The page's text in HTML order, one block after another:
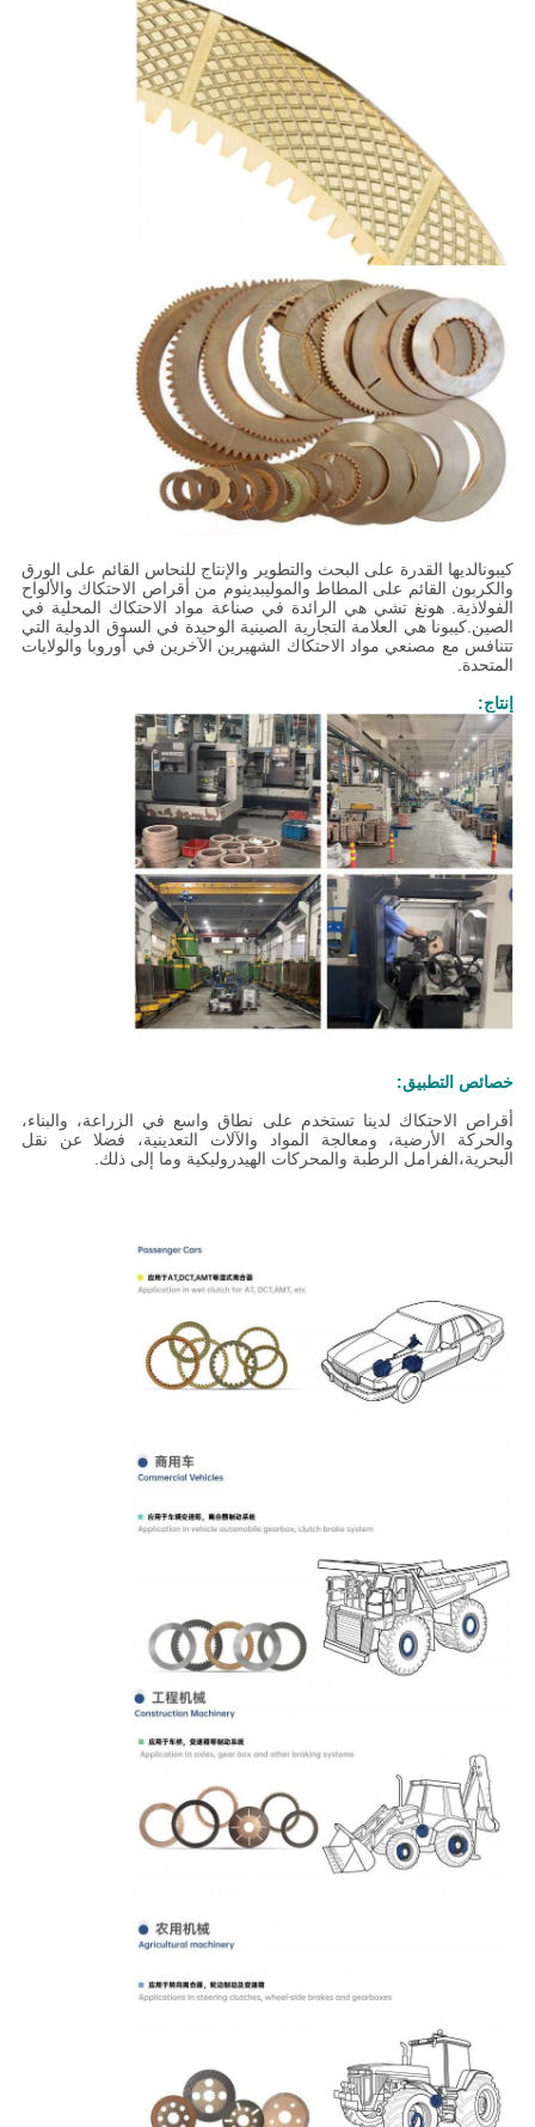
كيبونالديها القدرة على البحث والتطوير والإنتاج للنحاس القائم على الورق
والكربون القائم على المطاط والموليبدينوم من أقراص الاحتكاك والألواح
الفولاذية. هونغ تشي هي الرائدة في صناعة مواد الاحتكاك المحلية في
الصين.كيبونا هي العلامة التجارية الصينية الوحيدة في السوق الدولية التي
تتنافس مع مصنعي مواد الاحتكاك الشهيرين الآخرين في أوروبا والولايات
المتحدة.
إنتاج:
خصائص التطبيق:
أقراص الاحتكاك لدينا تستخدم على نطاق واسع في الزراعة، والبناء،
والحركة الأرضية، ومعالجة المواد والآلات التعدينية، فضلا عن نقل
البحرية،الفرامل الرطبة والمحركات الهيدروليكية وما إلى ذلك.